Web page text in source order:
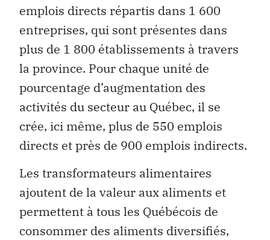
emplois directs répartis dans 1 600
entreprises, qui sont présentes dans
plus de 1 800 établissements à travers
la province. Pour chaque unité de
pourcentage d’augmentation des
activités du secteur au Québec, il se
crée, ici même, plus de 550 emplois
directs et près de 900 emplois indirects.
Les transformateurs alimentaires
ajoutent de la valeur aux aliments et
permettent à tous les Québécois de
consommer des aliments diversifiés,